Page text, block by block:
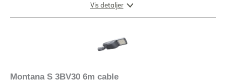
Vis detaljer
Montana S 3BV30 6m cable